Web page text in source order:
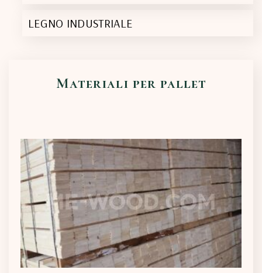
LEGNO INDUSTRIALE
Materiali per pallet